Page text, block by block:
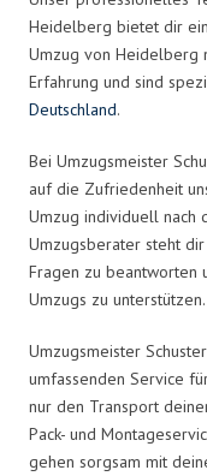
Heidelberg bietet dir
Umzug von Heidelberg
Erfahrung und sind
Deutschland.
Bei Umzugsmeister
auf die Zufriedenheit
Umzug individuell nach
Umzugsberater steht
Fragen zu beantworten
Umzugs zu unterstützen.
Umzugsmeister
umfassenden Service
nur den Transport
Pack- und
gehen sorgsam mit